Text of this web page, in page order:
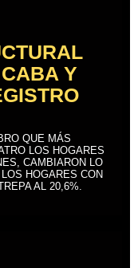
Y
QUE MÁS
LOS HOGARES
CAMBIARON LO
HOGARES CON
AL 20,6%.